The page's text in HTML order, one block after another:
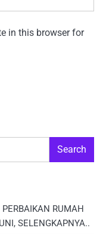
in this browser for
Search
RUMAH
SELENGKAPNYA..